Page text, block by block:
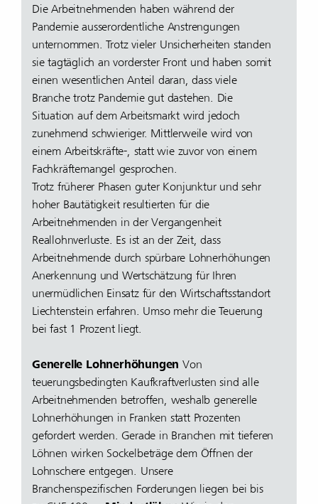
Die Arbeitnehmenden haben während der
Pandemie ausserordentliche Anstrengungen
unternommen. Trotz vieler Unsicherheiten standen
sie tagtäglich an vorderster Front und haben somit
einen wesentlichen Anteil daran, dass viele
Branche trotz Pandemie gut dastehen. Die
Situation auf dem Arbeitsmarkt wird jedoch
zunehmend schwieriger. Mittlerweile wird von
einem Arbeitskräfte-, statt wie zuvor von einem
Fachkräftemangel gesprochen.
Trotz früherer Phasen guter Konjunktur und sehr
hoher Bautätigkeit resultierten für die
Arbeitnehmenden in der Vergangenheit
Reallohnverluste. Es ist an der Zeit, dass
Arbeitnehmende durch spürbare Lohnerhöhungen
Anerkennung und Wertschätzung für Ihren
unermüdlichen Einsatz für den Wirtschaftsstandort
Liechtenstein erfahren. Umso mehr die Teuerung
bei fast 1 Prozent liegt.
Generelle Lohnerhöhungen Von
teuerungsbedingten Kaufkraftverlusten sind alle
Arbeitnehmenden betroffen, weshalb generelle
Lohnerhöhungen in Franken statt Prozenten
gefordert werden. Gerade in Branchen mit tieferen
Löhnen wirken Sockelbeträge dem Öffnen der
Lohnschere entgegen. Unsere
Branchenspezifischen Forderungen liegen bei bis